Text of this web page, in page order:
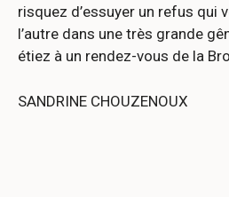
risquez d’essuyer un refus qui
l’autre dans une très grande
étiez à un rendez-vous de la
SANDRINE CHOUZENOUX